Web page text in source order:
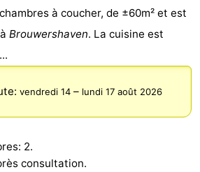
à coucher, de ±60m² et est
à Brouwershaven. La cuisine est
vendredi 14 – lundi 17 août 2026
2.
consultation.